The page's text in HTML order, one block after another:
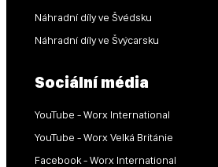
Náhradní díly ve Švédsku
Náhradní díly ve Švýcarsku
Sociální média
YouTube - Worx International
YouTube - Worx Velká Británie
Facebook - Worx International